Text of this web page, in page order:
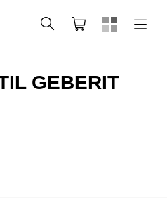
Søk Handlekurv
GEBERIT